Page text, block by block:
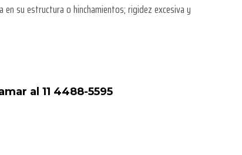
su estructura o hinchamientos; rigidez excesiva y
al 11 4488-5595